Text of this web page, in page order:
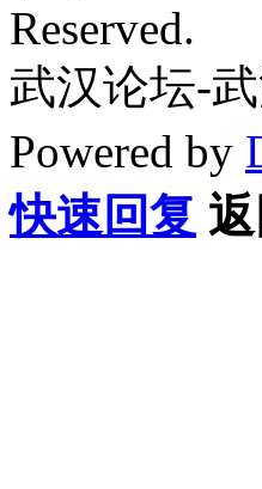
Reserved.
武汉论坛-
Powered by
快速回复